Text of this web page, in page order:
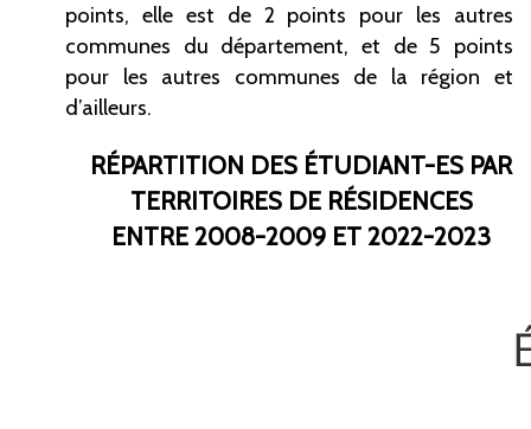
points, elle est de 2 points pour les autres
communes du département, et de 5 points
pour les autres communes de la région et
d’ailleurs.
RÉPARTITION DES ÉTUDIANT-ES PAR
TERRITOIRES DE RÉSIDENCES
ENTRE 2008-2009 ET 2022-2023